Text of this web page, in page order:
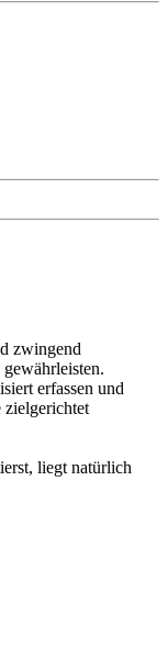
zwingend
erfassen und
zielgerichtet
liegt natürlich